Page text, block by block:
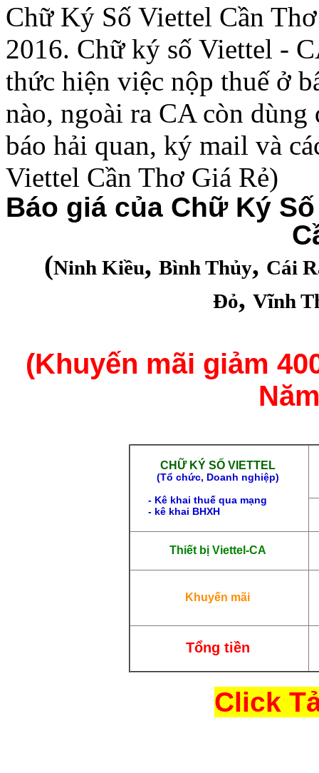
Chữ Ký Số Viettel Cần
2016. Chữ ký số Viettel -
thức hiện việc nộp thuế ở
nào, ngoài ra CA còn
báo hải quan, ký mail và
Viettel Cần Thơ Giá Rẻ)
Báo giá của Chữ Ký
(Ninh Kiều, Bình Thủy, Cái
Đỏ, Vĩnh
(Khuyến mãi giảm
CHỮ KÝ SỐ VIETTEL
(Tổ chức, Doanh nghiệp)
- Kê khai thuế qua mạng
- kê khai BHXH
Thiết bị Viettel-CA
Khuyến mãi
Tổng tiền
Click